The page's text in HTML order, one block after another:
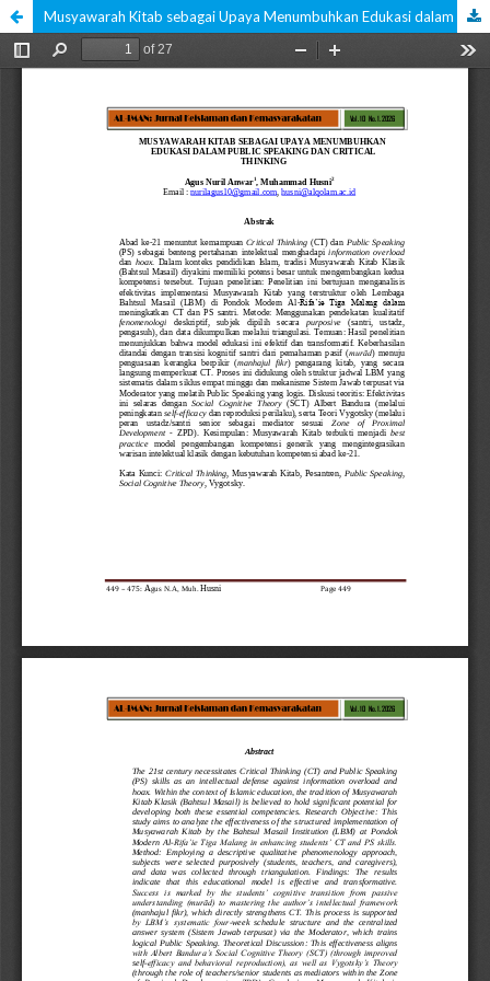
Musyawarah Kitab sebagai Upaya Menumbuhkan Edukasi dalam Public Speaking dan Critical Thinking